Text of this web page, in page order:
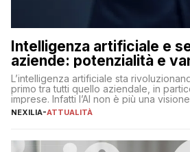
Intelligenza artificiale e
aziende: potenzialità e
L’intelligenza artificiale sta
primo tra tutti quello aziendale, in
imprese. Infatti l’AI non è più una
realtà operativa che sta portando a un
operazioni, bensì comporta […]
NEXILIA-ATTUALITÀ